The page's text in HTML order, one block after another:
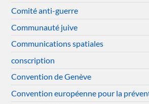
Comité anti-guerre
Communauté juive
Communications spatiales
conscription
Convention de Genève
Convention européenne pour la